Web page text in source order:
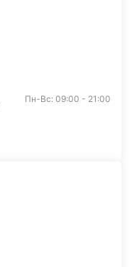
Пн-Вс: 09:00 - 21:00